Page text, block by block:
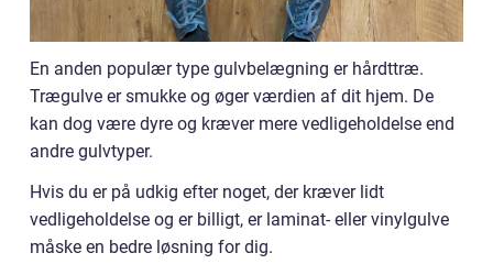
En anden populær type gulvbelægning er hårdttræ.
Trægulve er smukke og øger værdien af dit hjem. De
kan dog være dyre og kræver mere vedligeholdelse end
andre gulvtyper.
Hvis du er på udkig efter noget, der kræver lidt
vedligeholdelse og er billigt, er laminat- eller vinylgulve
måske en bedre løsning for dig.